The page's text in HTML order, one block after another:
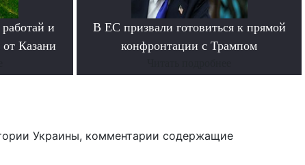
и
Казани
В ЕС призвали готовиться к прямой
конфронтации с Трампом
Украины, комментарии содержащие